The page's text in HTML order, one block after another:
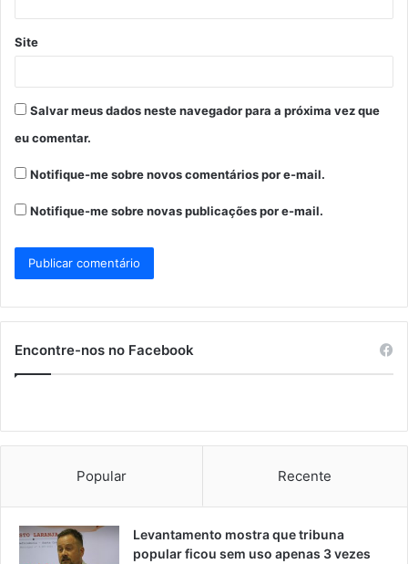
Site
Salvar meus dados neste navegador para a próxima vez que
eu comentar.
Notifique-me sobre novos comentários por e-mail.
Notifique-me sobre novas publicações por e-mail.
Encontre-nos no Facebook
Popular Recente
Levantamento mostra que tribuna
popular ficou sem uso apenas 3 vezes